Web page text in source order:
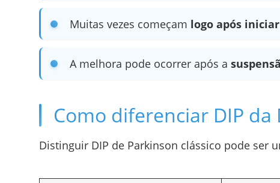
Muitas vezes começam logo após
A melhora pode ocorrer após a
Como diferenciar DIP da
Distinguir DIP de Parkinson clássico pode ser